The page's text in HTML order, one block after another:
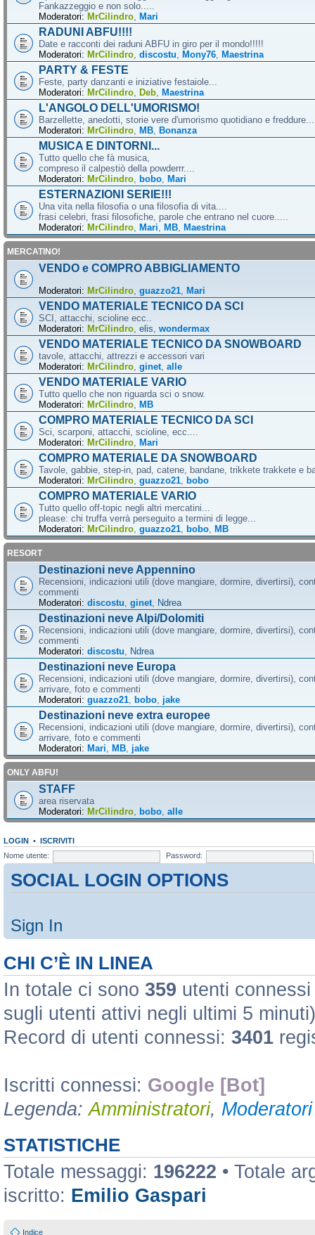
Fankazzeggio e non solo.....
Moderatori: MrCilindro Mari
RADUNI ABFU!!!!
Date e racconti dei raduni ABFU in giro per il mondo!!!!!
Moderatori: MrCilindro discostu Mony76 Maestrina
PARTY & FESTE
Feste, party danzanti e iniziative festaiole...
Moderatori: MrCilindro Deb Maestrina
L'ANGOLO DELL'UMORISMO!
Barzellette, anedotti, storie vere d'umorismo quotidiano e
Moderatori: MrCilindro MB Bonanza
MUSICA E DINTORNI...
Tutto quello che fà musica,
compreso il calpestiò della powderrr....
Moderatori: MrCilindro bobo Mari
ESTERNAZIONI SERIE!!!
Una vita nella filosofia o una filosofia di vita....
frasi celebri, frasi filosofiche, parole che entrano nel cuore.....
Moderatori: MrCilindro Mari MB Maestrina
MERCATINO!
VENDO e COMPRO ABBIGLIAMENTO
Moderatori: MrCilindro guazzo21 Mari
VENDO MATERIALE TECNICO DA SCI
SCI, attacchi, scioline ecc..
Moderatori: MrCilindro elis wondermax
VENDO MATERIALE TECNICO DA SNOWBOARD
tavole, attacchi, attrezzi e accessori vari
Moderatori: MrCilindro ginet alle
VENDO MATERIALE VARIO
Tutto quello che non riguarda sci o snow.
Moderatori: MrCilindro MB
COMPRO MATERIALE TECNICO DA SCI
Sci, scarponi, attacchi, scioline, ecc....
Moderatori: MrCilindro Mari
COMPRO MATERIALE DA SNOWBOARD
Tavole, gabbie, step-in, pad, catene, bandane, trikkete trakkete e
Moderatori: MrCilindro guazzo21 bobo
COMPRO MATERIALE VARIO
Tutto quello off-topic negli altri mercatini...
please: chi truffa verrà perseguito a termini di legge...
Moderatori: MrCilindro guazzo21 bobo MB
RESORT
Destinazioni neve Appennino
Recensioni, indicazioni utili (dove mangiare, dormire, divertirsi),
commenti
Moderatori: discostu ginet Ndrea
Destinazioni neve Alpi/Dolomiti
Recensioni, indicazioni utili (dove mangiare, dormire, divertirsi),
commenti
Moderatori: discostu Ndrea
Destinazioni neve Europa
Recensioni, indicazioni utili (dove mangiare, dormire, divertirsi),
arrivare, foto e commenti
Moderatori: guazzo21 bobo jake
Destinazioni neve extra europee
Recensioni, indicazioni utili (dove mangiare, dormire, divertirsi),
arrivare, foto e commenti
Moderatori: Mari MB jake
ONLY ABFU!
STAFF
area riservata
Moderatori: MrCilindro bobo alle
LOGIN • ISCRIVITI
Nome utente:
Password:
SOCIAL LOGIN OPTIONS
Sign In
CHI C’È IN LINEA
In totale ci sono 359 utenti
sugli utenti attivi negli ultimi 5 minuti)
Record di utenti connessi: 3401
Iscritti connessi: Google [Bot]
Legenda:Amministratori,
STATISTICHE
Totale messaggi: 196222 • Totale
iscritto: Emilio Gaspari
Indice